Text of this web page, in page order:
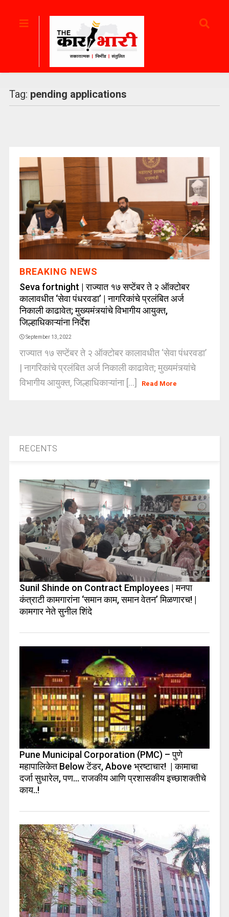
Tag: pending applications
BREAKING NEWS
Seva fortnight | राज्यात १७ सप्टेंबर ते २ ऑक्टोबर
कालावधीत ‘सेवा पंधरवडा’ | नागरिकांचे प्रलंबित अर्ज
निकाली काढावेत; मुख्यमंत्र्यांचे विभागीय आयुक्त,
जिल्हाधिकाऱ्यांना निर्देश
September 13, 2022
राज्यात १७ सप्टेंबर ते २ ऑक्टोबर कालावधीत ‘सेवा पंधरवडा’
| नागरिकांचे प्रलंबित अर्ज निकाली काढावेत; मुख्यमंत्र्यांचे
विभागीय आयुक्त, जिल्हाधिकाऱ्यांना [...]
Read More
RECENTS
Sunil Shinde on Contract Employees | मनपा
कंत्राटी कामगारांना ‘समान काम, समान वेतन’ मिळणारच! |
कामगार नेते सुनील शिंदे
Pune Municipal Corporation (PMC) – पुणे
महापालिकेत Below टेंडर, Above भ्रष्टाचार! | कामाचा
दर्जा सुधारेल, पण… राजकीय आणि प्रशासकीय इच्छाशक्तीचे
काय..!